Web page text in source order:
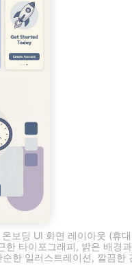
보딩 UI 화면 레이아웃 (휴
한 타이포그래피, 밝은 배경
순한 일러스트레이션, 깔끔한